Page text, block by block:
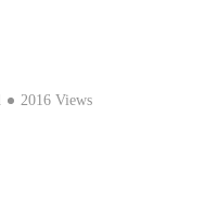
2016 Views